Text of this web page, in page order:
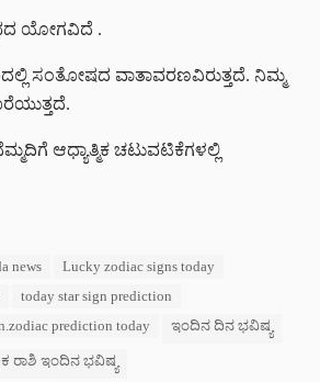
ಯೋಗವಿದೆ .
ಸಂತೋಷದ ವಾತಾವರಣವಿರುತ್ತದೆ. ನಿಮ್ಮ
ಆಧ್ಯಾತ್ಮಿಕ ಚಟುವಟಿಕೆಗಳಲ್ಲಿ
news
Lucky zodiac signs today
today star sign prediction
prediction today
ಇಂದಿನ ದಿನ ಭವಿಷ್ಯ
ರಾಶಿ ಇಂದಿನ ಭವಿಷ್ಯ